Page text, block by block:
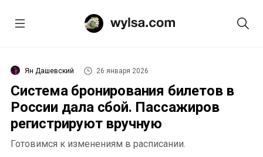
Ян Дашевский 26 января 2026
Система бронирования билетов в
России дала сбой. Пассажиров
регистрируют вручную
Готовимся к изменениям в расписании.